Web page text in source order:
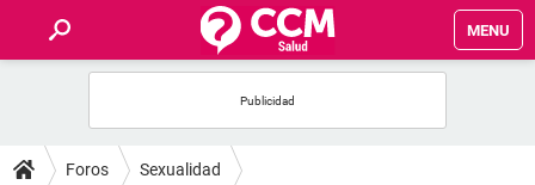
MENU
FOROS
Foros Sexualidad